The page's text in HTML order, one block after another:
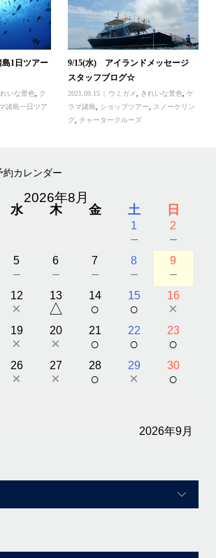
1日ツアー
れいな景色
ク
諸島一日ツア
9/15(水) アイランドメッセージ
スタッフブログ☆
2021.09.15 ウミガメ きれいな景色 ,ケ
ラマ諸島
ショップツアー
スノーケリン
グ ,チャータークルーズ
約カレンダー
2026年8月
水 木 金 土 日
1
－
2
－
5
－
6
－
7
－
8
－
9
－
12
×
13
△
14
○
15
○
16
×
19
×
20
×
21
○
22
○
23
○
26
×
27
×
28
○
29
×
30
○
2026年9月